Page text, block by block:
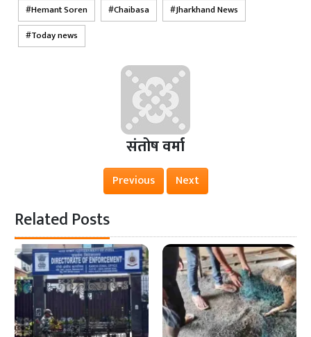
Hemant Soren Chaibasa
Jharkhand News
Today news
संतोष वर्मा
Previous Next
Related Posts